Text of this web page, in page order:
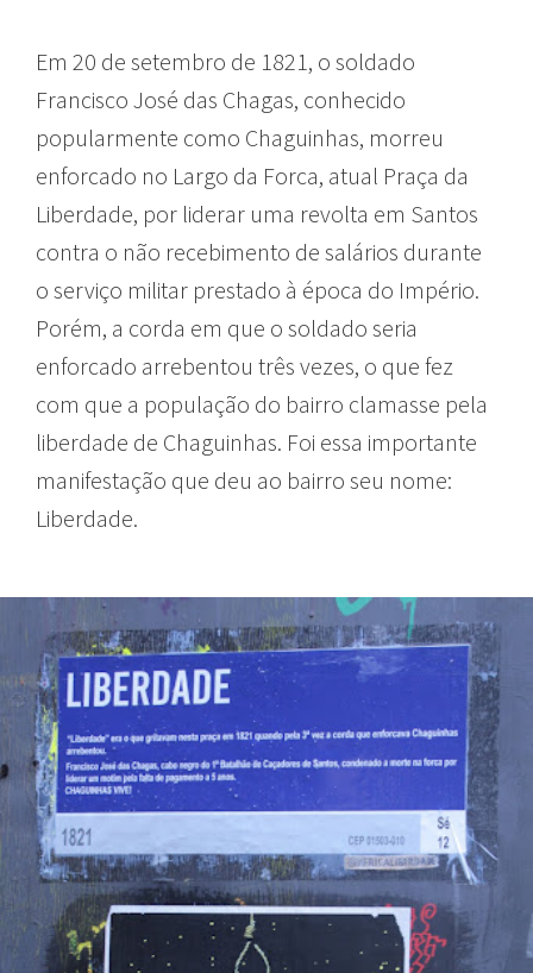
Em 20 de setembro de 1821, o soldado
Francisco José das Chagas, conhecido
popularmente como Chaguinhas, morreu
enforcado no Largo da Forca, atual Praça da
Liberdade, por liderar uma revolta em Santos
contra o não recebimento de salários durante
o serviço militar prestado à época do Império.
Porém, a corda em que o soldado seria
enforcado arrebentou três vezes, o que fez
com que a população do bairro clamasse pela
liberdade de Chaguinhas. Foi essa importante
manifestação que deu ao bairro seu nome:
Liberdade.